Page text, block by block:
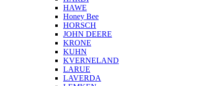
HAWE
Honey Bee
HORSCH
JOHN DEERE
KRONE
KUHN
KVERNELAND
LARUE
LAVERDA